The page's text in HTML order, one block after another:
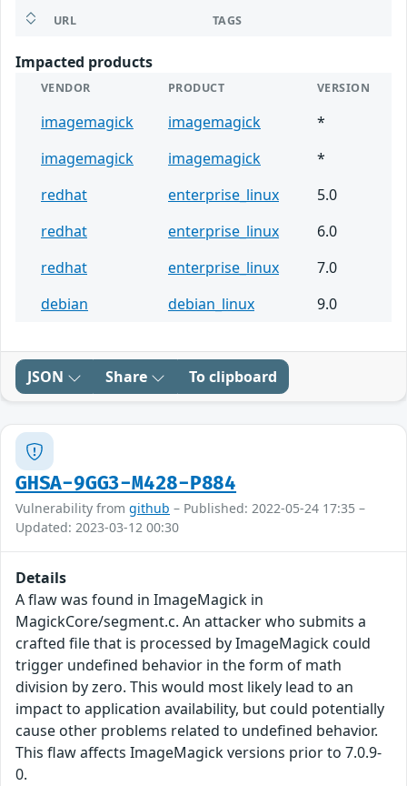
URL TAGS
Impacted products
VENDOR PRODUCT VERSION
imagemagick imagemagick
*
imagemagick
imagemagick
*
redhat
enterprise_linux
5.0
redhat
enterprise_linux
6.0
redhat
enterprise_linux
7.0
debian
debian_linux 9.0
JSON Share To clipboard
GHSA-9GG3-M428-P884
Vulnerability from github – Published: 2022-05-24 17:35 –
Updated: 2023-03-12 00:30
Details
A flaw was found in ImageMagick in
MagickCore/segment.c. An attacker who submits a
crafted file that is processed by ImageMagick could
trigger undefined behavior in the form of math
division by zero. This would most likely lead to an
impact to application availability, but could potentially
cause other problems related to undefined behavior.
This flaw affects ImageMagick versions prior to 7.0.9-
0.